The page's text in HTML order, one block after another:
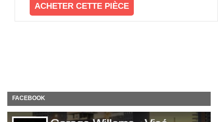
ACHETER CETTE PIÈCE
FACEBOOK